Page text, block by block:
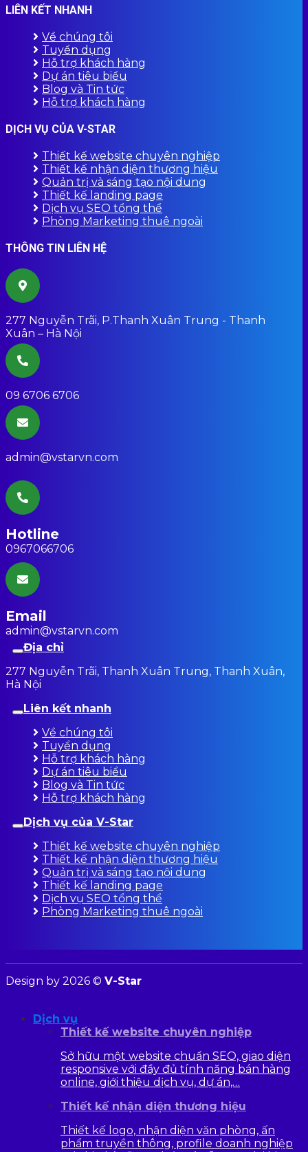
LIÊN KẾT NHANH
Về chúng tôi
Tuyển dụng
Hỗ trợ khách hàng
Dự án tiêu biểu
Blog và Tin tức
Hỗ trợ khách hàng
DỊCH VỤ CỦA V-STAR
Thiết kế website chuyên nghiệp
Thiết kế nhận diện thương hiệu
Quản trị và sáng tạo nội dung
Thiết kế landing page
Dịch vụ SEO tổng thể
Phòng Marketing thuê ngoài
THÔNG TIN LIÊN HỆ
277 Nguyễn Trãi, P.Thanh Xuân Trung - Thanh
Xuân – Hà Nội
09 6706 6706
admin@vstarvn.com
Hotline
0967066706
Email
admin@vstarvn.com
Địa chỉ
277 Nguyễn Trãi, Thanh Xuân Trung, Thanh Xuân,
Hà Nội
Liên kết nhanh
Về chúng tôi
Tuyển dụng
Hỗ trợ khách hàng
Dự án tiêu biểu
Blog và Tin tức
Hỗ trợ khách hàng
Dịch vụ của V-Star
Thiết kế website chuyên nghiệp
Thiết kế nhận diện thương hiệu
Quản trị và sáng tạo nội dung
Thiết kế landing page
Dịch vụ SEO tổng thể
Phòng Marketing thuê ngoài
Design by 2026 © V-Star
Dịch vụ
Thiết kế website chuyên nghiệp
Sở hữu một website chuẩn SEO, giao diện
responsive với đầy đủ tính năng bán hàng
online, giới thiệu dịch vụ, dự án,…
Thiết kế nhận diện thương hiệu
Thiết kế logo, nhận diện văn phòng, ấn
phẩm truyền thông, profile doanh nghiệp